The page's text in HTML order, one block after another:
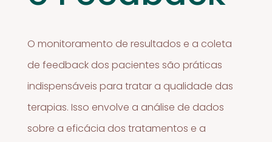
O monitoramento de resultados e a coleta
de feedback dos pacientes são práticas
indispensáveis para tratar a qualidade das
terapias. Isso envolve a análise de dados
sobre a eficácia dos tratamentos e a